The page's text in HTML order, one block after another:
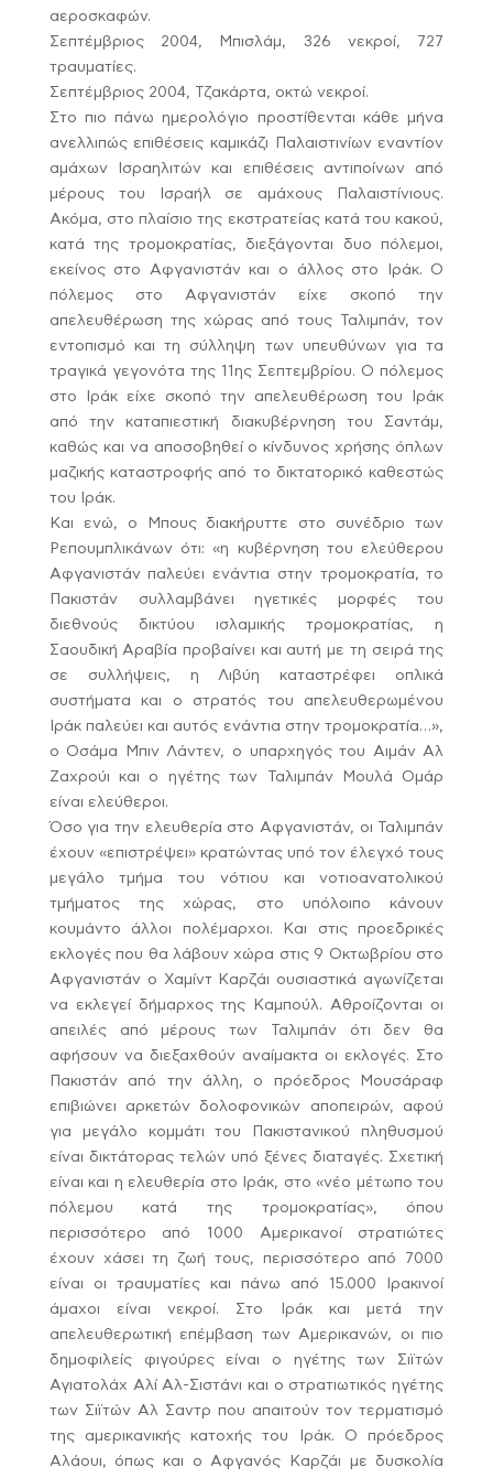
αεροσκαφών.
Σεπτέμβριος 2004, Μπισλάμ, 326 νεκροί, 727
τραυματίες.
Σεπτέμβριος 2004, Τζακάρτα, οκτώ νεκροί.
Στο πιο πάνω ημερολόγιο προστίθενται κάθε μήνα
ανελλιπώς επιθέσεις καμικάζι Παλαιστινίων εναντίον
αμάχων Ισραηλιτών και επιθέσεις αντιποίνων από
μέρους του Ισραήλ σε αμάχους Παλαιστίνιους.
Ακόμα, στο πλαίσιο της εκστρατείας κατά του κακού,
κατά της τρομοκρατίας, διεξάγονται δυο πόλεμοι,
εκείνος στο Αφγανιστάν και ο άλλος στο Ιράκ. Ο
πόλεμος στο Αφγανιστάν είχε σκοπό την
απελευθέρωση της χώρας από τους Ταλιμπάν, τον
εντοπισμό και τη σύλληψη των υπευθύνων για τα
τραγικά γεγονότα της 11ης Σεπτεμβρίου. Ο πόλεμος
στο Ιράκ είχε σκοπό την απελευθέρωση του Ιράκ
από την καταπιεστική διακυβέρνηση του Σαντάμ,
καθώς και να αποσοβηθεί ο κίνδυνος χρήσης όπλων
μαζικής καταστροφής από το δικτατορικό καθεστώς
του Ιράκ.
Και ενώ, ο Μπους διακήρυττε στο συνέδριο των
Ρεπουμπλικάνων ότι: «η κυβέρνηση του ελεύθερου
Αφγανιστάν παλεύει ενάντια στην τρομοκρατία, το
Πακιστάν συλλαμβάνει ηγετικές μορφές του
διεθνούς δικτύου ισλαμικής τρομοκρατίας, η
Σαουδική Αραβία προβαίνει και αυτή με τη σειρά της
σε συλλήψεις, η Λιβύη καταστρέφει οπλικά
συστήματα και ο στρατός του απελευθερωμένου
Ιράκ παλεύει και αυτός ενάντια στην τρομοκρατία…»,
ο Οσάμα Μπιν Λάντεν, ο υπαρχηγός του Αιμάν Αλ
Ζαχρούι και ο ηγέτης των Ταλιμπάν Μουλά Ομάρ
είναι ελεύθεροι.
Όσο για την ελευθερία στο Αφγανιστάν, οι Ταλιμπάν
έχουν «επιστρέψει» κρατώντας υπό τον έλεγχό τους
μεγάλο τμήμα του νότιου και νοτιοανατολικού
τμήματος της χώρας, στο υπόλοιπο κάνουν
κουμάντο άλλοι πολέμαρχοι. Και στις προεδρικές
εκλογές που θα λάβουν χώρα στις 9 Οκτωβρίου στο
Αφγανιστάν ο Χαμίντ Καρζάι ουσιαστικά αγωνίζεται
να εκλεγεί δήμαρχος της Καμπούλ. Αθροίζονται οι
απειλές από μέρους των Ταλιμπάν ότι δεν θα
αφήσουν να διεξαχθούν αναίμακτα οι εκλογές. Στο
Πακιστάν από την άλλη, ο πρόεδρος Μουσάραφ
επιβιώνει αρκετών δολοφονικών αποπειρών, αφού
για μεγάλο κομμάτι του Πακιστανικού πληθυσμού
είναι δικτάτορας τελών υπό ξένες διαταγές. Σχετική
είναι και η ελευθερία στο Ιράκ, στο «νέο μέτωπο του
πόλεμου κατά της τρομοκρατίας», όπου
περισσότερο από 1000 Αμερικανοί στρατιώτες
έχουν χάσει τη ζωή τους, περισσότερο από 7000
είναι οι τραυματίες και πάνω από 15.000 Ιρακινοί
άμαχοι είναι νεκροί. Στο Ιράκ και μετά την
απελευθερωτική επέμβαση των Αμερικανών, οι πιο
δημοφιλείς φιγούρες είναι ο ηγέτης των Σιϊτών
Αγιατολάχ Αλί Αλ-Σιστάνι και ο στρατιωτικός ηγέτης
των Σιϊτών Αλ Σαντρ που απαιτούν τον τερματισμό
της αμερικανικής κατοχής του Ιράκ. Ο πρόεδρος
Αλάουι, όπως και ο Αφγανός Καρζάι με δυσκολία